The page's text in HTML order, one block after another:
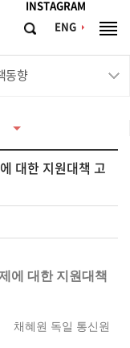
INSTAGRAM
ENG
검
체
동향
대한 지원대책 고
에 대한 지원대책
채혜원 독일 통신원